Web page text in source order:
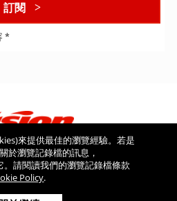
訂閱
*
看其他網站
版權所有 - V.A.T NR: IT 03554300966 -
來提供最佳的瀏覽經驗。若是
於瀏覽記錄檔的訊息，
請閱讀我們的瀏覽記錄檔條款
Policy.